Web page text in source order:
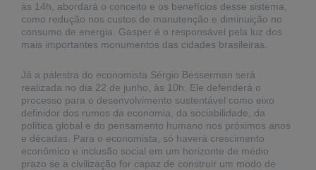
PUBLICAÇÕES
REVISTA
LIVROS
ESTUDOS
NOTÍCIAS
PRÊMIO
às 14h, abordará o conceito e os benefícios desse sistema,
como redução nos custos de manutenção e diminuição no
consumo de energia. Gasper é o responsável pela luz dos
mais importantes monumentos das cidades brasileiras.
Já a palestra do economista Sérgio Besserman será
realizada no dia 22 de junho, às 10h. Ele defenderá o
processo para o desenvolvimento sustentável como eixo
definidor dos rumos da economia, da sociabilidade, da
política global e do pensamento humano nos próximos anos
e décadas. Para o economista, só haverá crescimento
econômico e inclusão social em um horizonte de médio
prazo se a civilização for capaz de construir um modo de